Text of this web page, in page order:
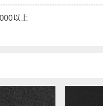
以上